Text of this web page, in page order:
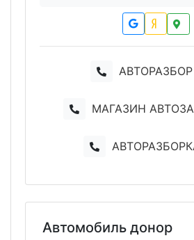
МАГАЗИН
Автомобиль донор